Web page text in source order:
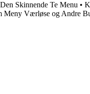
Den Skinnende Te Menu •
Meny Værløse og Andre